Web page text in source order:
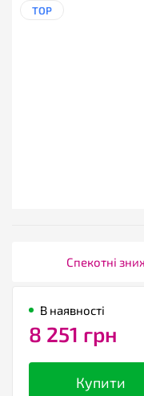
TOP
Спекотні
В наявності
8 251 грн
Купити